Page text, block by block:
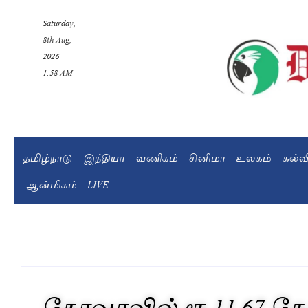
Saturday,
8th Aug,
2026
1:58 AM
தமிழ்நாடு இந்தியா வணிகம் சினிமா உலகம்
ஆன்மிகம்
LIVE